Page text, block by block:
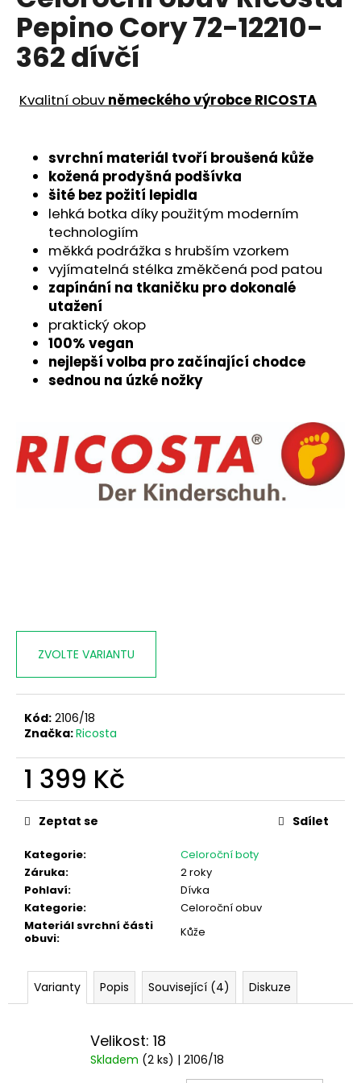
0,0
5
hvězdiček.
Pepino Cory 72-12210-
362 dívčí
Kvalitní obuv německého výrobce RICOSTA
svrchní materiál tvoří broušená kůže
kožená prodyšná podšívka
šité bez požití lepidla
lehká botka díky použitým moderním
technologiím
měkká podrážka s hrubším vzorkem
vyjímatelná stélka změkčená pod patou
zapínání na tkaničku pro dokonalé
utažení
praktický okop
100% vegan
nejlepší volba pro začínající chodce
sednou na úzké nožky
ZVOLTE VARIANTU
Kód: 2106/18
Značka:Ricosta
1 399 Kč
Měrná
cena:
Kategorie:
Celoroční boty
Záruka:
2 roky
Pohlaví:
Dívka
Kategorie:
Celoroční obuv
Materiál svrchní části
obuvi: Kůže
Zeptat se Sdílet
Varianty Popis Související (4) Diskuze
Velikost: 18
Skladem (2 ks) | 2106/18
a
j
í
?
HLEDAT
m
e